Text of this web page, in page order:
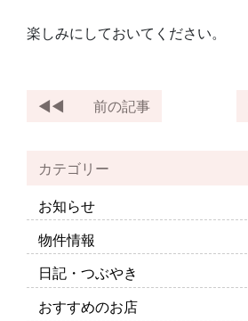
楽しみにしておいてください。
前の記事
カテゴリー
お知らせ
物件情報
日記・つぶやき
おすすめのお店